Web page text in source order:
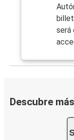
será
Descubre